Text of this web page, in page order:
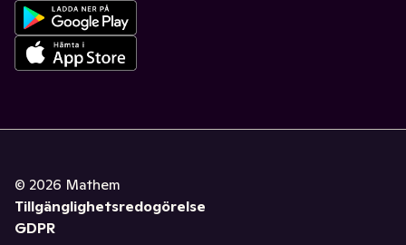
© 2026 Mathem
Tillgänglighetsredogörelse
GDPR